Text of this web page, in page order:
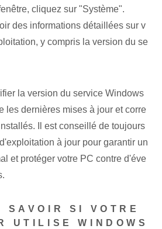
cliquez sur "Système".
des informations détaillées sur v
y compris la version du se
la version du service Windows
les dernières mises à jour et corre
Il est conseillé de toujours
à jour pour garantir un
et protéger votre PC contre d'éve
SAVOIR SI VOTRE
UTILISE WINDOWS